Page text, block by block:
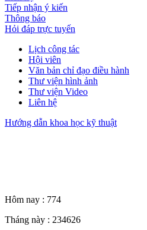
Tiếp nhận ý kiến
Thông báo
Hỏi đáp trực tuyến
Lịch công tác
Hội viên
Văn bản chỉ đạo điều hành
Thư viện hình ảnh
Thư viện Video
Liên hệ
Hướng dẫn khoa học kỹ thuật
Hôm nay : 774
Tháng này : 234626